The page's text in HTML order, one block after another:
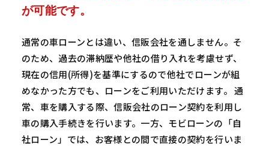
が可能です。
通常の車ローンとは違い、信販会社を通しません。そ
のため、過去の滞納歴や他社の借り入れを考慮せず、
現在の信用(所得)を基準にするので他社でローンが組
めなかった方でも、ローンをご利用いただけます。 通
常、車を購入する際、信販会社のローン契約を利用し
車の購入手続きを行います。一方、モビローンの「自
社ローン」では、お客様との間で直接の契約を行いま